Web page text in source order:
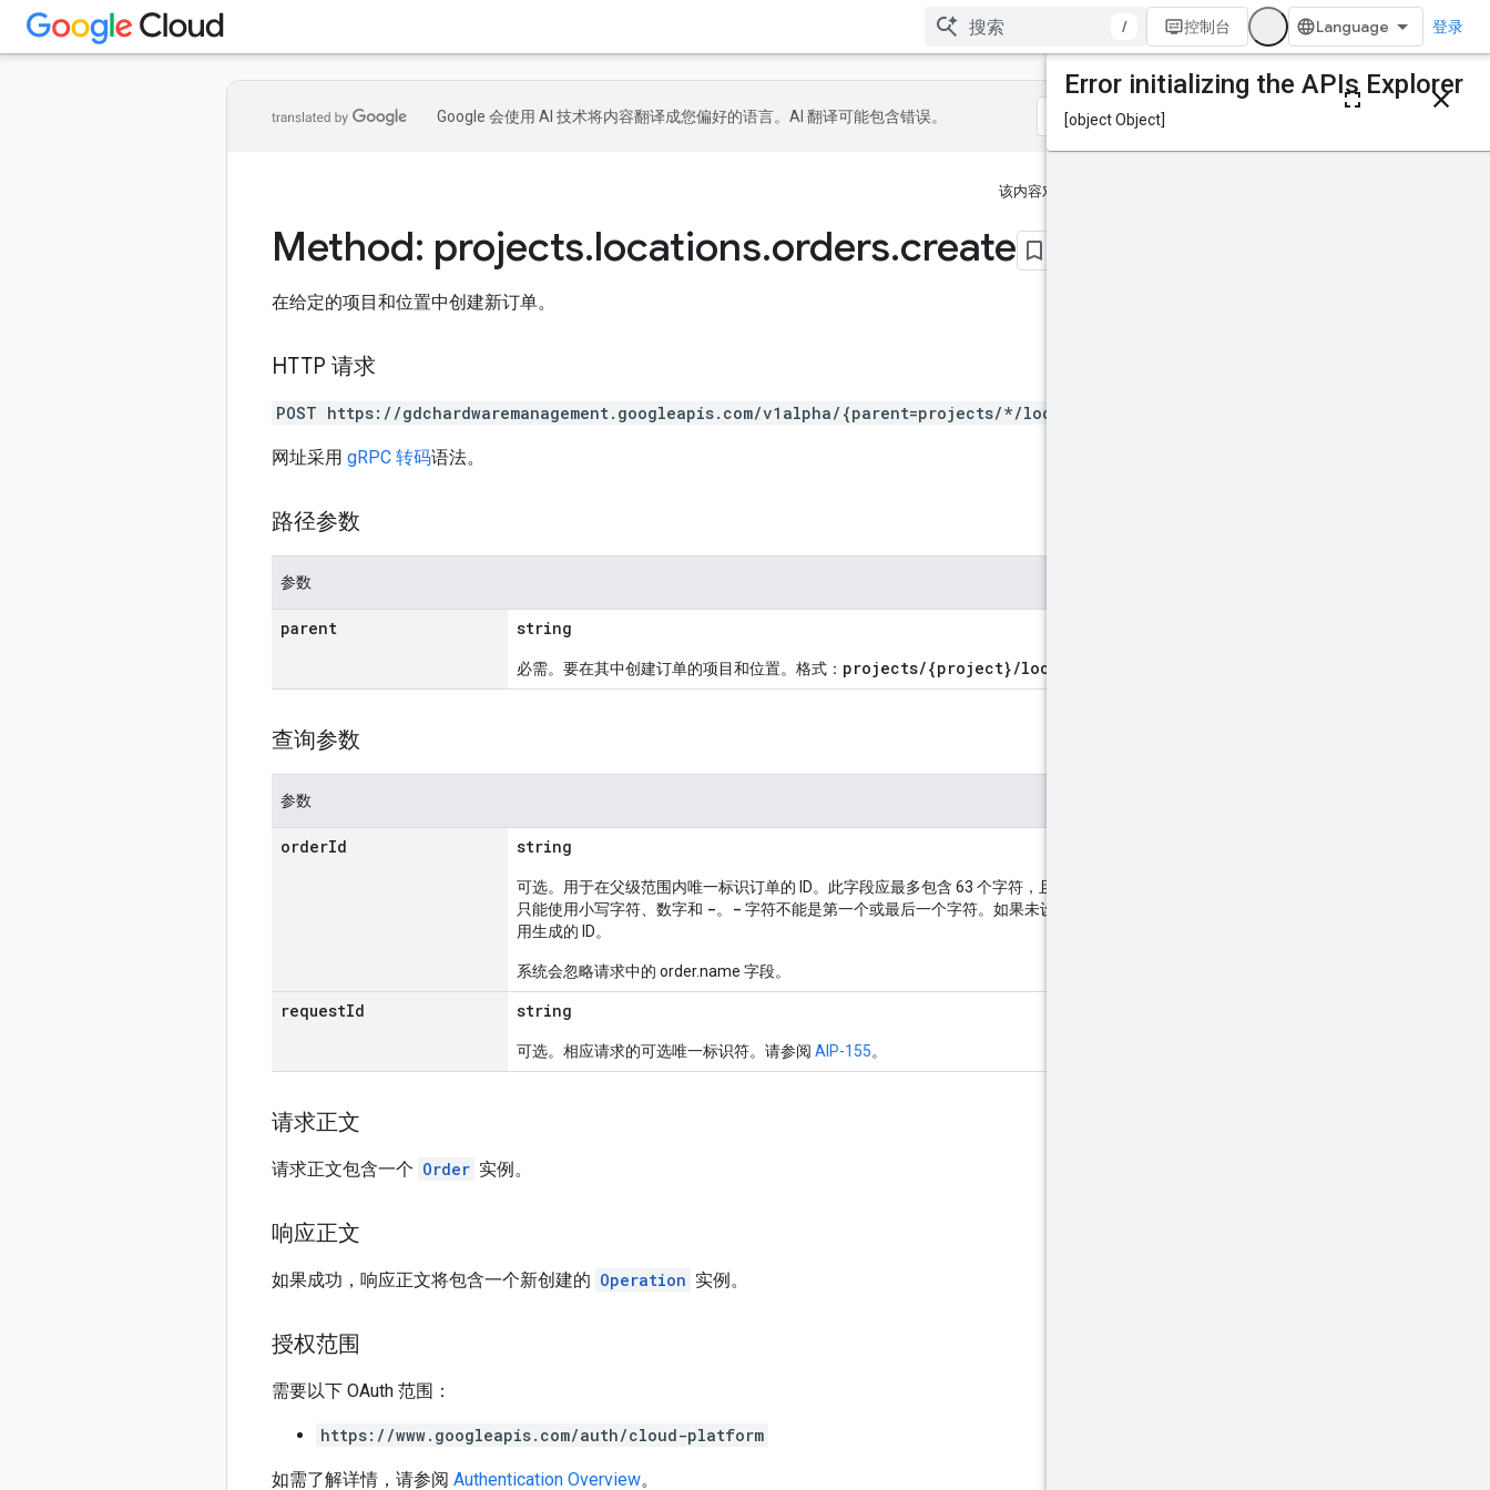
/ 控制台 登录
本页内容
Google 会使用 AI 技术将内容翻译成您偏好的语言。AI 翻译可能包含错误。
该内容对您有帮助吗？
Method: projects.locations.orders.create
在给定的项目和位置中创建新订单。
HTTP 请求
POST https://gdchardwaremanagement.googleapis.com/v1alpha/{parent=projects/*/locations/*}/orders
网址采用 gRPC 转码语法。
路径参数
参数
parent string
必需。要在其中创建订单的项目和位置。格式： projects/{project}/locations/{location}
查询参数
参数
orderId string
可选。用于在父级范围内唯一标识订单的 ID。此字段应最多包含 63 个字符，且必须以小写字符开头。
只能使用小写字符、数字和 -。 - 字符不能是第一个或最后一个字符。如果未设置该字段，系统将使
用生成的 ID。
系统会忽略请求中的 order.name 字段。
requestId string
可选。相应请求的可选唯一标识符。请参阅 AIP-155。
请求正文
请求正文包含一个 Order 实例。
响应正文
如果成功，响应正文将包含一个新创建的 Operation 实例。
授权范围
需要以下 OAuth 范围：
https://www.googleapis.com/auth/cloud-platform
如需了解详情，请参阅 Authentication Overview。